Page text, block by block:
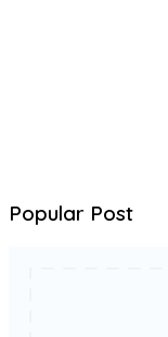
Popular Post